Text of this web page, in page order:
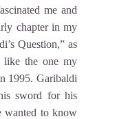
me and
chapter in my
Question,” as
like the one my
1995. Garibaldi
sword for his
wanted to know